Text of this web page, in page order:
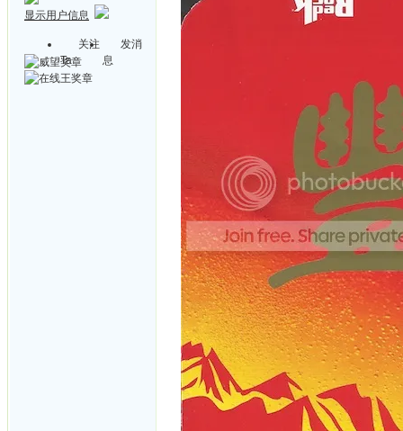
显示用户信息
关注
Ta
发消
息